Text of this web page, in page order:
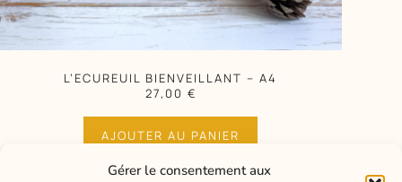
Gérer le consentement aux
L’ECUREUIL BIENVEILLANT – A4
27,00 €
AJOUTER AU PANIER